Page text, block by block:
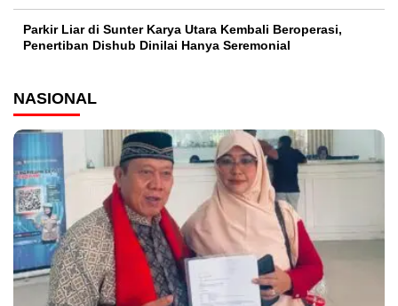
Parkir Liar di Sunter Karya Utara Kembali Beroperasi,
Penertiban Dishub Dinilai Hanya Seremonial
NASIONAL